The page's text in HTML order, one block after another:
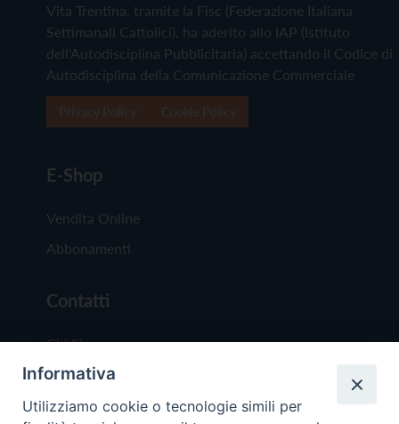
Vita Trentina, tramite la Fisc (Federazione Italiana
Settimanali Cattolici), ha aderito allo IAP (Istituto
dell'Autodisciplina Pubblicitaria) accettando il Codice di
Autodisciplina della Comunicazione Commerciale
E-Shop
Vendita Online
Abbonamenti
Contatti
Chi Siamo
Redazione
Scrivici
Informativa
Utilizziamo cookie o tecnologie simili per